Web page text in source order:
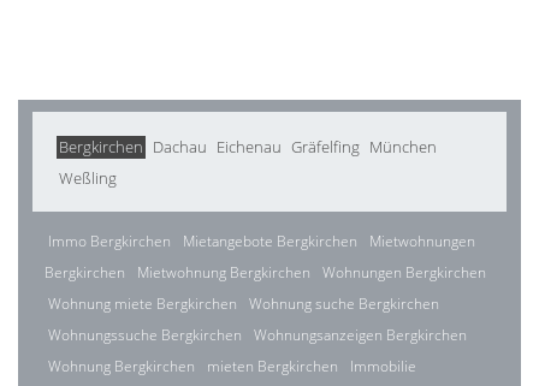
Bergkirchen Dachau Eichenau Gräfelfing München
Weßling
Immo Bergkirchen Mietangebote Bergkirchen
Mietwohnungen
Bergkirchen
Mietwohnung Bergkirchen
Wohnungen Bergkirchen
Wohnung miete Bergkirchen
Wohnung suche Bergkirchen
Wohnungssuche Bergkirchen
Wohnungsanzeigen Bergkirchen
Wohnung Bergkirchen
mieten Bergkirchen
Immobilie